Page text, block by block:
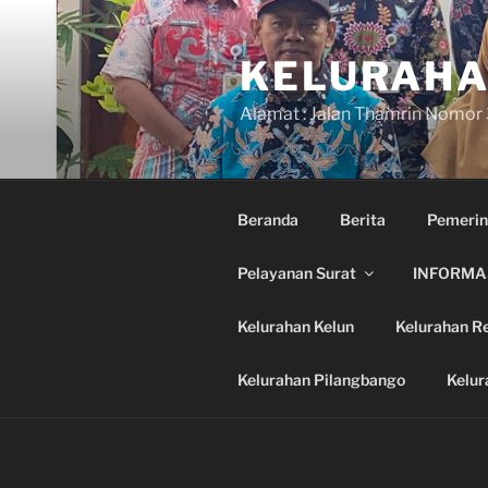
content
Alamat : Jalan Thamrin
Beranda Berita
Pelayanan Surat
Kelurahan Kelun Kelurahan
Kelurahan Pilangbango